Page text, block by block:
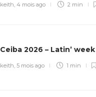
keith 4 mois ago 2 min
Ceiba 2026 – Latin’ week
keith 5 mois ago 1 min